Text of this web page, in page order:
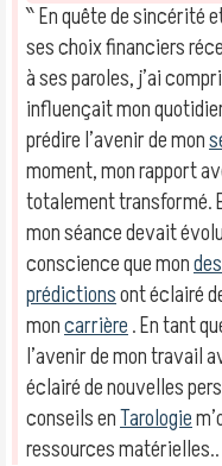
‶ En quête de sincérité
ses choix financiers
à ses paroles, j’ai
influençait mon
prédire l’avenir de mon
moment, mon rapport
totalement transformé.
mon séance devait
conscience que mon
prédictionsont éclairé
moncarrière. En tant
l’avenir de mon travail
éclairé de nouvelles
conseils enTarologie
ressources matérielles..